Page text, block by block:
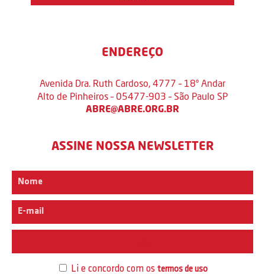
ENDEREÇO
Avenida Dra. Ruth Cardoso, 4777 – 18º Andar
Alto de Pinheiros – 05477-903 – São Paulo SP
ABRE@ABRE.ORG.BR
ASSINE NOSSA NEWSLETTER
Li e concordo com os termos de uso